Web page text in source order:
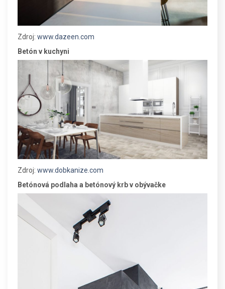
Zdroj: www.dazeen.com
Betón v kuchyni
Zdroj: www.dobkanize.com
Betónová podlaha a betónový krb v obývačke